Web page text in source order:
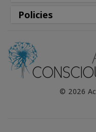
Policies
© 2026